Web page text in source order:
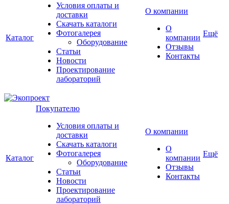
Каталог
Условия оплаты и
доставки
Скачать каталоги
Фотогалерея
Оборудование
Статьи
Новости
Проектирование
лабораторий
О компании
О
компании
Отзывы
Контакты
Ещё
Каталог
Покупателю
Условия оплаты и
доставки
Скачать каталоги
Фотогалерея
Оборудование
Статьи
Новости
Проектирование
лабораторий
О компании
О
компании
Отзывы
Контакты
Ещё